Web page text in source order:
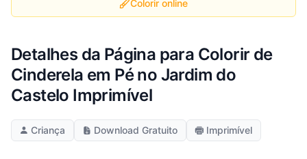
Colorir online
Detalhes da Página para Colorir de
Cinderela em Pé no Jardim do
Castelo Imprimível
Criança Download Gratuito Imprimível